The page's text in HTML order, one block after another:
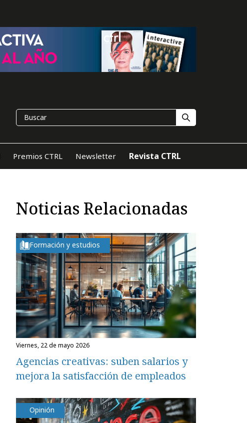
Premios CTRL Newsletter Revista CTRL
Noticias Relacionadas
Formación y estudios
viernes, 22 de mayo 2026
Agencias creativas: suben salarios y
mejora la satisfacción de empleados
Opinión